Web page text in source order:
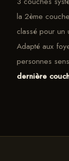
la 2ème
classé pour un
Adapté aux
personnes
dernière